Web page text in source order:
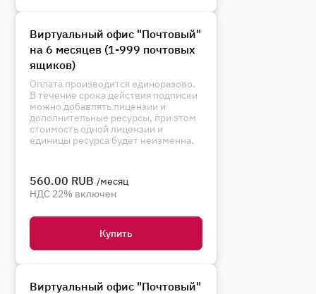
Виртуальный офис "Почтовый"
на 6 месяцев (1-999 почтовых
ящиков)
Оплата производится единоразово.
В течение срока действия подписки
можно добавлять лицензии и
дополнительные ресурсы, при этом
стоимость одной лицензии и
единицы ресурса будет неизменна.
560.00 RUB /месяц
НДС 22% включен
Купить
Виртуальный офис "Почтовый"